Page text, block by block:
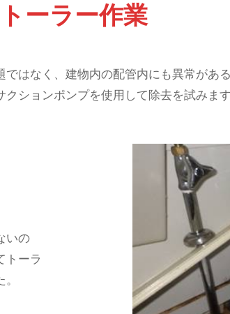
ーラー作業
はなく、建物内の配管内にも異常があ
クションポンプを使用して除去を試みま
いの
トーラ